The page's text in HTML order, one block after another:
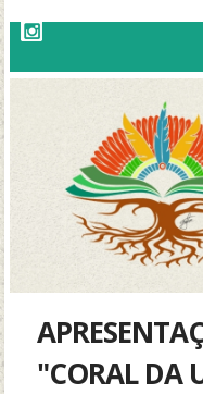
"CORAL DA